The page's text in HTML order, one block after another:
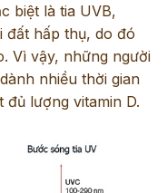
biệt là tia UVB,
đất hấp thụ, do đó
Vì vậy, những người
nhiều thời gian
lượng vitamin D.